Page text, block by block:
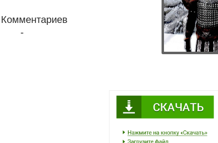
Комментариев
-